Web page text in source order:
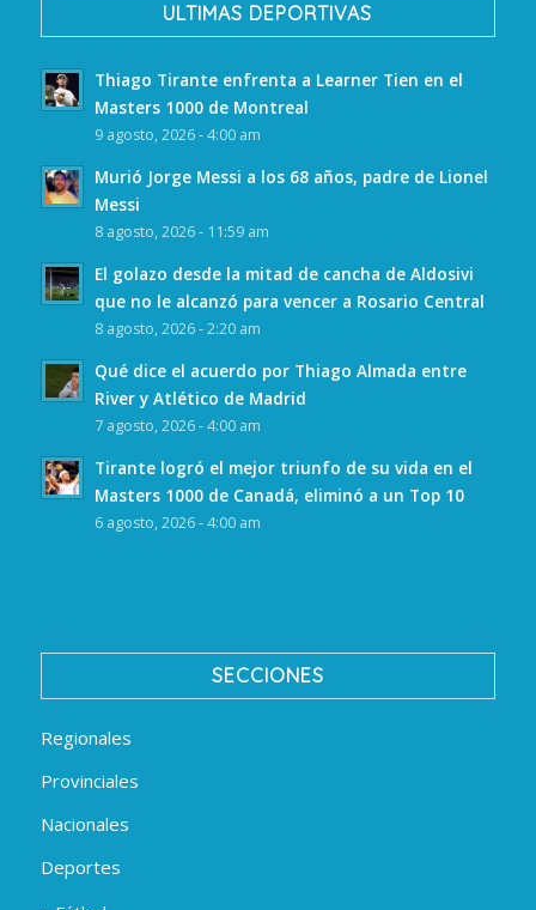
ULTIMAS DEPORTIVAS
Thiago Tirante enfrenta a Learner Tien en el
Masters 1000 de Montreal
9 agosto, 2026 - 4:00 am
Murió Jorge Messi a los 68 años, padre de Lionel
Messi
8 agosto, 2026 - 11:59 am
El golazo desde la mitad de cancha de Aldosivi
que no le alcanzó para vencer a Rosario Central
8 agosto, 2026 - 2:20 am
Qué dice el acuerdo por Thiago Almada entre
River y Atlético de Madrid
7 agosto, 2026 - 4:00 am
Tirante logró el mejor triunfo de su vida en el
Masters 1000 de Canadá, eliminó a un Top 10
6 agosto, 2026 - 4:00 am
SECCIONES
Regionales
Provinciales
Nacionales
Deportes